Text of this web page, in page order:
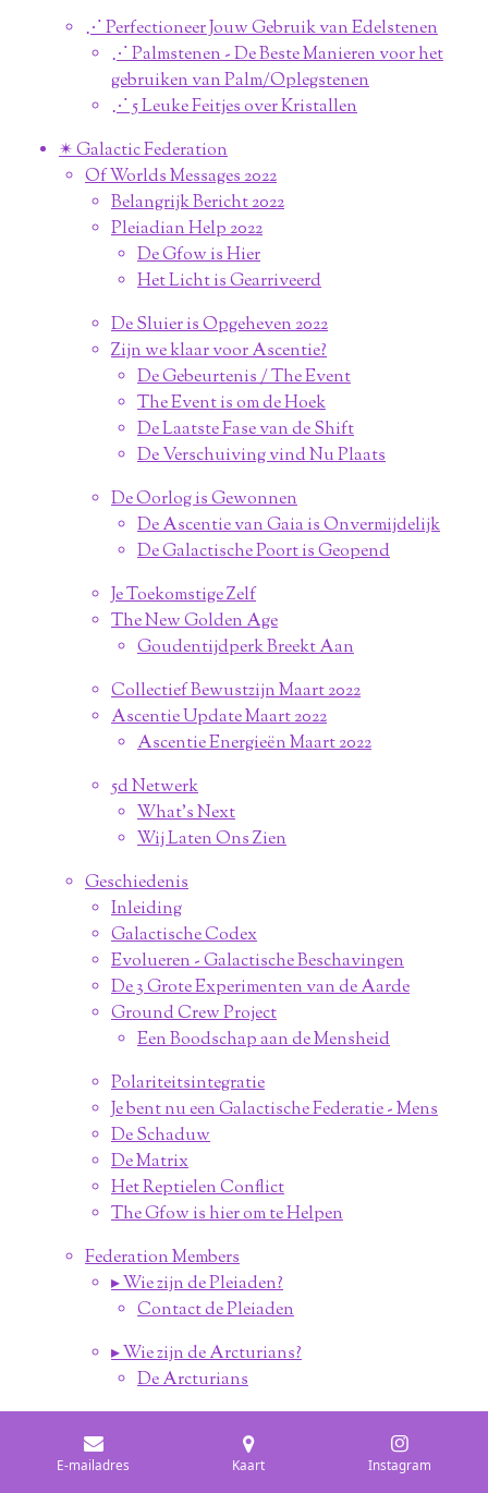
⋰ Perfectioneer Jouw Gebruik van Edelstenen
⋰ Palmstenen - De Beste Manieren voor het
gebruiken van Palm/Oplegstenen
⋰ 5 Leuke Feitjes over Kristallen
✴︎ Galactic Federation
Of Worlds Messages 2022
Belangrijk Bericht 2022
Pleiadian Help 2022
De Gfow is Hier
Het Licht is Gearriveerd
De Sluier is Opgeheven 2022
Zijn we klaar voor Ascentie?
De Gebeurtenis / The Event
The Event is om de Hoek
De Laatste Fase van de Shift
De Verschuiving vind Nu Plaats
De Oorlog is Gewonnen
De Ascentie van Gaia is Onvermijdelijk
De Galactische Poort is Geopend
Je Toekomstige Zelf
The New Golden Age
Goudentijdperk Breekt Aan
Collectief Bewustzijn Maart 2022
Ascentie Update Maart 2022
Ascentie Energieën Maart 2022
5d Netwerk
What's Next
Wij Laten Ons Zien
Geschiedenis
Inleiding
Galactische Codex
Evolueren - Galactische Beschavingen
De 3 Grote Experimenten van de Aarde
Ground Crew Project
Een Boodschap aan de Mensheid
Polariteitsintegratie
Je bent nu een Galactische Federatie - Mens
De Schaduw
De Matrix
Het Reptielen Conflict
The Gfow is hier om te Helpen
Federation Members
▸ Wie zijn de Pleiaden?
Contact de Pleiaden
▸ Wie zijn de Arcturians?
De Arcturians
Televisie Uitzending 1977
Vrillon van de AC
E-mailadres Kaart Instagram